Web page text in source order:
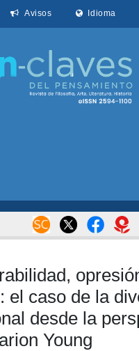
Avisos Idioma
el caso de la
desde la
Young